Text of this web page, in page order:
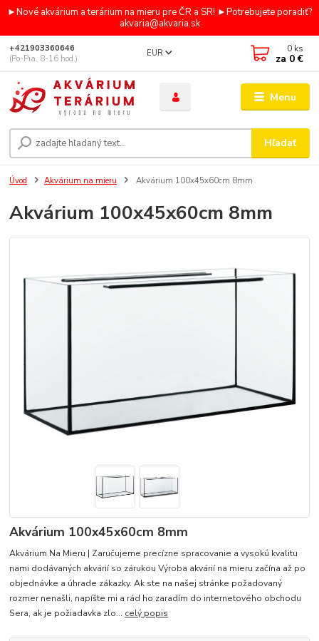
►Nové akvárium a terárium na mieru pre ČR a SR! ►Potrebujete poradiť?
akvaria@akvaria.sk
Menu
EUR
Hľadať
+421903360646
(Po-Pia, 8-16 hod.)
0 ks
za 0 €
Úvod Akvárium na mieru Akvárium 100x45x60cm 8mm
Akvárium 100x45x60cm 8mm
Akvárium 100x45x60cm 8mm
Akvárium Na Mieru | Zaručujeme precízne spracovanie a vysokú kvalitu
nami dodávaných akvárií so zárukou Výroba akvárií na mieru začína až po
objednávke a úhrade zákazky. Ak ste na našej stránke požadovaný
rozmer nenašli, napíšte mi a rád ho zaradím do internetového obchodu
Sera, ak je požiadavka zlo... celý popis